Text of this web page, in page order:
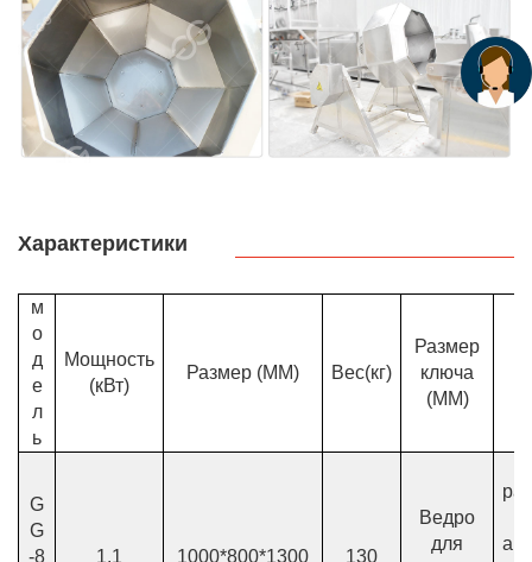
Характеристики
м
о
д
е
л
ь
Мощность
(кВт)
Размер (ММ) Вес(кг)
Размер
ключа
(ММ)
G
G
-8
1.1 1000*800*1300 130
Ведро
для